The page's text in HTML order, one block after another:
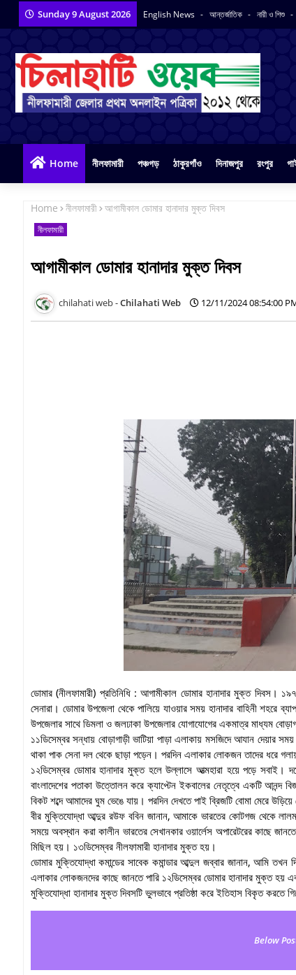
Sunday 9 August 2026 English News আন্তর্জাতিক নারী ও শিশু
Home নীলফামারী পঞ্চগড় ঠাকুরগাঁও দিনাজপুর রংপুর
Home নীলফামারী আগামীকাল ডোমার হানাদার মুক্ত দিবস
নীলফামারী
আগামীকাল ডোমার হানাদার মুক্ত দিবস
Chilahati Web 12/11/2024 08:54:00
ডোমার (নীলফামারী) প্রতিনিধি : আগামীকাল ডোমার হানাদার মুক্ত দিবস।
সেনারা। ডোমার উপজেলা থেকে পালিয়ে যাওয়ার সময় হানাদার বাহিনী শহরে
উপজেলার সাথে ডিমলা ও জলঢাকা উপজেলার যোগাযোগের একমাত্র মাধ্যম
১১ডিসেম্বর সন্ধায় বোড়াগাড়ী ভাটিয়া পাড়া এলাকায় মসজিদে আযান দেয়ার
থাকা পাক সেনা দল থেকে ছাড়া পড়েন। পরদিন এলাকার লোকজন তাদের ধরে
১২ডিসেম্বর ডোমার হানাদার মুক্ত হলে উল্লাসে আত্মহারা হয়ে পড়ে সবাই।
বাংলাদেশের পতাকা উত্তোলন করে ক্যাপ্টেন ইকবালের নেতৃত্বে একটি আনন্দ
বিকট শব্দে আমাদের ঘুম ভেঙে যায়। পরদিন দেখতে পাই ব্রিজটি বোমা মেরে উড়িয়ে
বীর মুক্তিযোদ্ধা আব্দুর রউফ ববিন জানান, আমাকে ভারতের কোটগজ থেকে
সময়ে অবস্থান করা কালীন ভারতের সেখানকার ওয়ার্লেস অপারেটরের কাছে
মিছিল হয়। ১৩ডিসেম্বর নীলফামারী হানাদার মুক্ত হয়।
ডোমার মুক্তিযোদ্ধা কমান্ডের সাবেক কমান্ডার আব্দুল জব্বার জানান, আমি
এলাকার লোকজনদের কাছে জানতে পারি ১২ডিসেম্বর ডোমার হানাদার মুক্ত
মুক্তিযোদ্ধা হানাদার মুক্ত দিবসটি ভুলভাবে প্রতিষ্ঠা করে ইতিহাস বিকৃত করতে
Below